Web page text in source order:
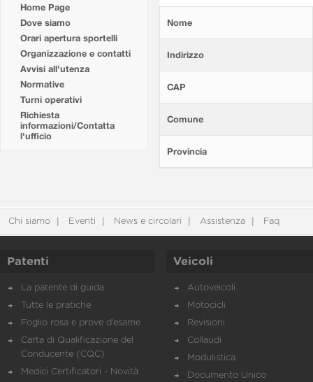
Home Page
Dove siamo
Orari apertura sportelli
Organizzazione e contatti
Avvisi all'utenza
Normative
Turni operativi
Richiesta
informazioni/Contatta
l'ufficio
Nome
Indirizzo
CAP
Comune
Provincia
Chi siamo Eventi News e circolari Assistenza Faq
Patenti
La patente di guida
Tutte le pratiche
Foglio rosa e prove d’esame
Carta di Qualificazione del
Conducente (CQC)
Medici Certificatori - Novità
Veicoli
Autoveicoli
Motocicli
Revisioni
Collaudi
Modulistica
Documento Unico